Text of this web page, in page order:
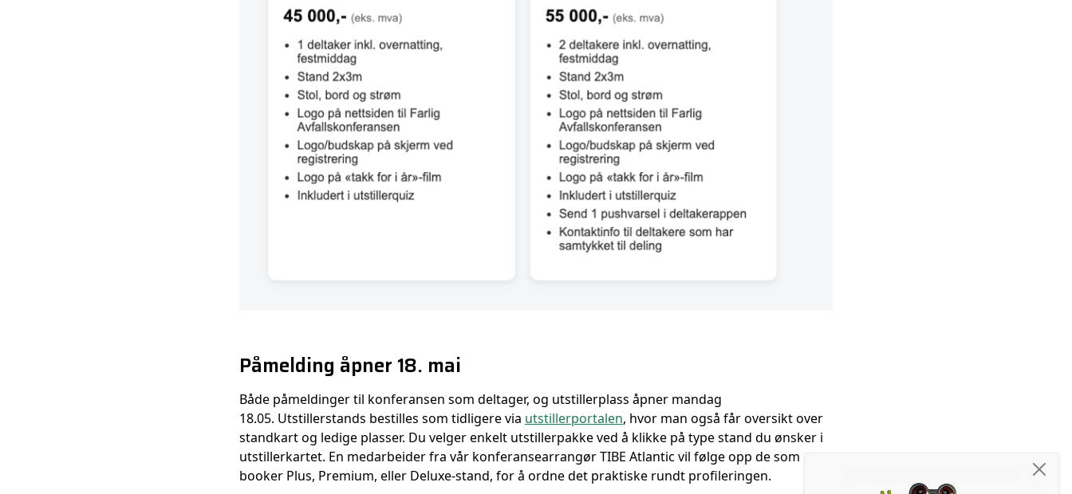
Påmelding åpner 18. mai
Både påmeldinger til konferansen som deltager, og utstillerplass åpner mandag
18.05. Utstillerstands bestilles som tidligere via utstillerportalen, hvor man også får oversikt over
standkart og ledige plasser. Du velger enkelt utstillerpakke ved å klikke på type stand du ønsker i
utstillerkartet. En medarbeider fra vår konferansearrangør TIBE Atlantic vil følge opp de som
booker Plus, Premium, eller Deluxe-stand, for å ordne det praktiske rundt profileringen.